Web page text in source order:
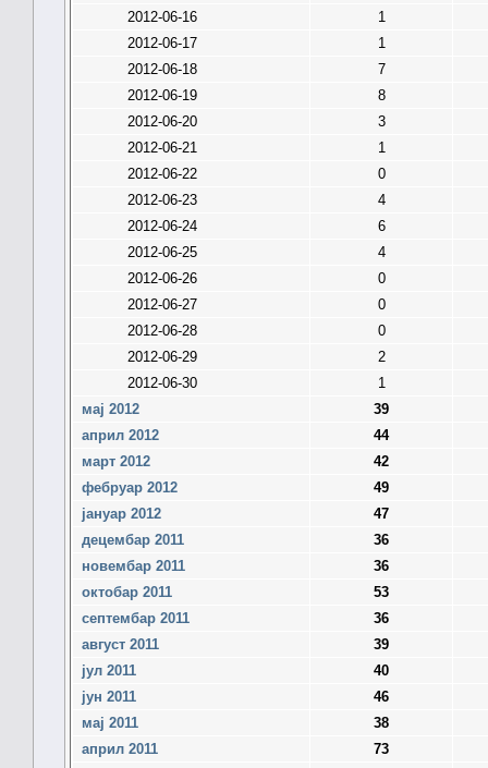
2012-06-16
1
2012-06-17
1
2012-06-18
7
2012-06-19
8
2012-06-20
3
2012-06-21
1
2012-06-22
0
2012-06-23
4
2012-06-24
6
2012-06-25
4
2012-06-26
0
2012-06-27
0
2012-06-28
0
2012-06-29
2
2012-06-30
1
мај 2012
39
април 2012
44
март 2012
42
фебруар 2012
49
јануар 2012
47
децембар 2011
36
новембар 2011
36
октобар 2011
53
септембар 2011
36
август 2011
39
јул 2011
40
јун 2011
46
мај 2011
38
април 2011
73